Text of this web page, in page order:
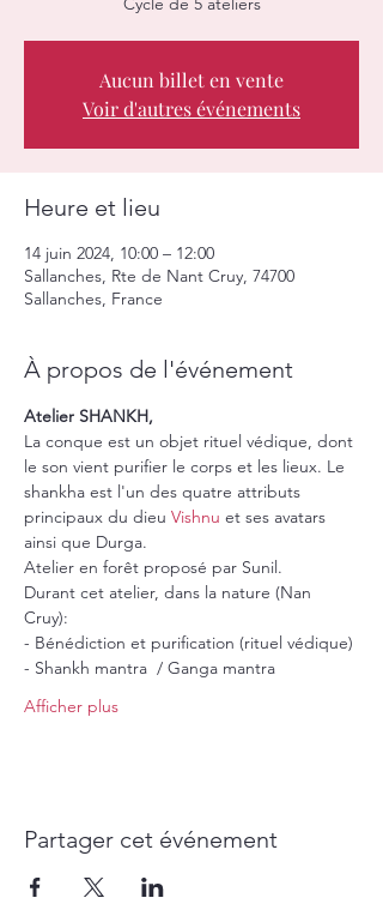
Aucun billet en vente
Voir d'autres événements
Heure et lieu
14 juin 2024, 10:00 – 12:00
Sallanches, Rte de Nant Cruy, 74700
Sallanches, France
À propos de l'événement
Atelier SHANKH,
La conque est un objet rituel védique, dont
le son vient purifier le corps et les lieux. Le
shankha est l'un des quatre attributs
principaux du dieu Vishnu et ses avatars
ainsi que Durga.
Atelier en forêt proposé par Sunil.
Durant cet atelier, dans la nature (Nan
Cruy):
- Bénédiction et purification (rituel védique)
- Shankh mantra  / Ganga mantra
Afficher plus
Partager cet événement